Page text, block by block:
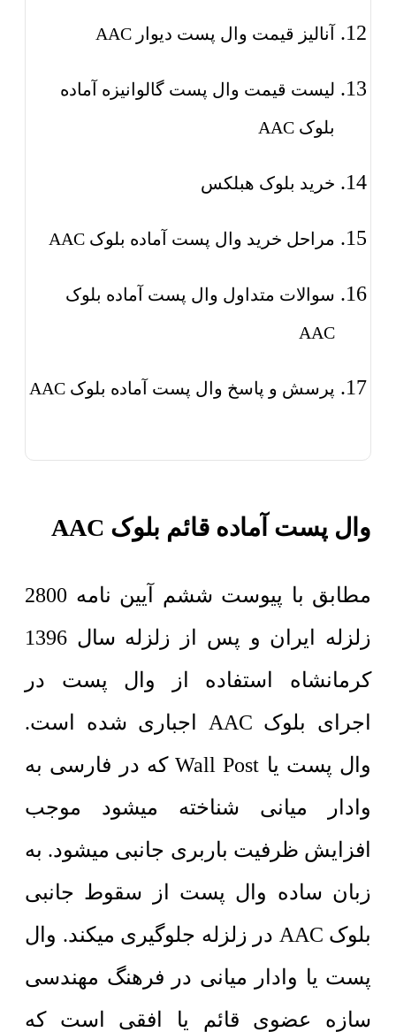
آنالیز قیمت وال پست دیوار AAC
لیست قیمت وال پست گالوانیزه آماده
بلوک AAC
خرید بلوک هبلکس
مراحل خرید وال پست آماده بلوک AAC
سوالات متداول وال پست آماده بلوک
AAC
پرسش و پاسخ وال پست آماده بلوک AAC
وال پست آماده قائم بلوک AAC
مطابق با پیوست ششم آیین نامه 2800
زلزله ایران و پس از زلزله سال 1396
کرمانشاه استفاده از وال پست در
اجرای بلوک AAC اجباری شده است.
وال پست یا Wall Post که در فارسی به
وادار میانی شناخته میشود موجب
افزایش ظرفیت باربری جانبی میشود. به
زبان ساده وال پست از سقوط جانبی
بلوک AAC در زلزله جلوگیری میکند. وال
پست یا وادار میانی در فرهنگ مهندسی
سازه عضوی قائم یا افقی است که